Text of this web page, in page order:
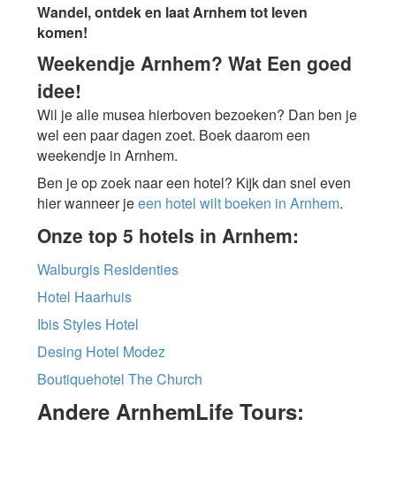
Wandel, ontdek en laat Arnhem tot leven
komen!
Weekendje Arnhem? Wat Een goed
idee!
Wil je alle musea hierboven bezoeken? Dan ben je
wel een paar dagen zoet. Boek daarom een
weekendje in Arnhem.
Ben je op zoek naar een hotel? Kijk dan snel even
hier wanneer jeeen hotel wilt boeken in Arnhem.
Onze top 5 hotels in Arnhem:
Walburgis Residenties
Hotel Haarhuis
Ibis Styles Hotel
Desing Hotel Modez
Boutiquehotel The Church
Andere ArnhemLife Tours: